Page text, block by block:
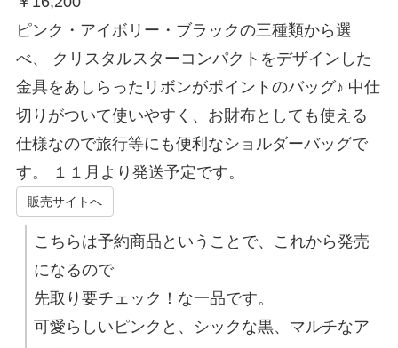
ピンク・アイボリー・ブラックの三種類から選
べ、 クリスタルスターコンパクトをデザインした
金具をあしらったリボンがポイントのバッグ♪ 中仕
切りがついて使いやすく、お財布としても使える
仕様なので旅行等にも便利なショルダーバッグで
す。 １１月より発送予定です。
販売サイトへ
こちらは予約商品ということで、これから発売
になるので
先取り要チェック！な一品です。
可愛らしいピンクと、シックな黒、マルチなア